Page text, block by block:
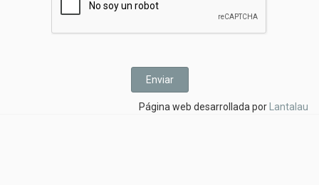
Página web desarrollada por Lantalau